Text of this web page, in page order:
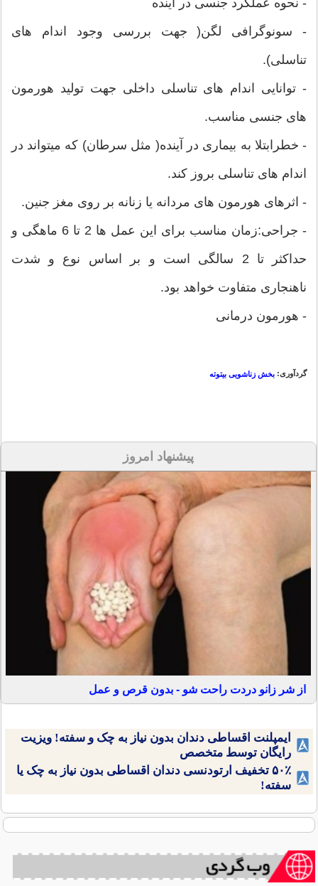
- سونوگرافی لگن( جهت بررسی وجود اندام های
تناسلی).
- توانایی اندام های تناسلی داخلی جهت تولید هورمون
های جنسی مناسب.
- خطرابتلا به بیماری در آينده( مثل سرطان) که میتواند در
اندام های تناسلی بروز کند.
- اثرهای هورمون های مردانه یا زنانه بر روی مغز جنین.
- جراحی:زمان مناسب برای این عمل ها 2 تا 6 ماهگی و
حداکثر تا 2 سالگی است و بر اساس نوع و شدت
ناهنجاری متفاوت خواهد بود.
- هورمون درمانی
گردآوری: بخش زناشویی بیتوته
پیشنهاد امروز
از شر زانو دردت راحت شو - بدون قرص و عمل
ایمپلنت اقساطی دندان بدون نیاز به چک و سفته! ویزیت
رایگان توسط متخصص
۵۰٪ تخفیف ارتودنسی دندان اقساطی بدون نیاز به چک یا
سفته!